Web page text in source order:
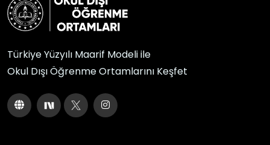
Türkiye Yüzyılı Maarif Modeli ile
Okul Dışı Öğrenme Ortamlarını Keşfet